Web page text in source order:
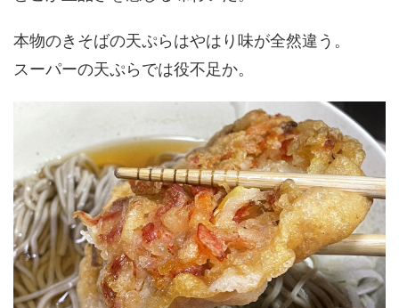
本物のきそばの天ぷらはやはり味が全然違う。
スーパーの天ぷらでは役不足か。